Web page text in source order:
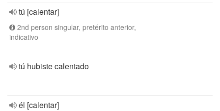
tú [calentar]
2nd person singular, pretérito anterior,
indicativo
tú hubiste calentado
él [calentar]